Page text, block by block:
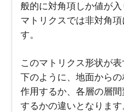
般的に対角項しか値が
マトリクスでは非対角
す。
このマトリクス形状が
下のように、地面から
作用するか、各層の層
するかの違いとなります